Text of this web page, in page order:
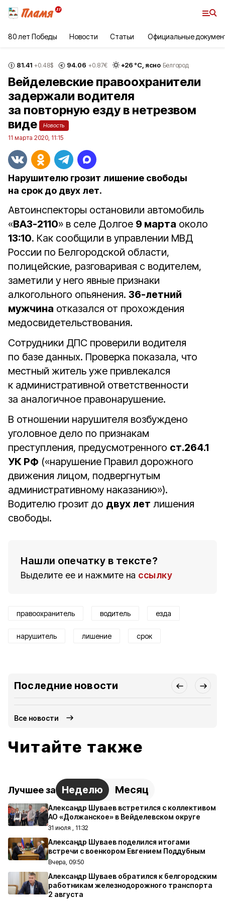
80 лет Победы Новости Статьи Официальные
81.41 +0.48$ 94.06 +0.87€ +26 °С, ясно Белгород
Вейделевские правоохранители
задержали водителя
за повторную езду в нетрезвом
виде
Новость
11 марта 2020, 11:15
Нарушителю грозит лишение свободы
на срок до двух лет.
Автоинспекторы остановили автомобиль
«ВАЗ-2110» в селе Долгое 9 марта около
13:10. Как сообщили в управлении МВД
России по Белгородской области,
полицейские, разговаривая с водителем,
заметили у него явные признаки
алкогольного опьянения. 36-летний
мужчина отказался от прохождения
медосвидетельствования.
Сотрудники ДПС проверили водителя
по базе данных. Проверка показала, что
местный житель уже привлекался
к административной ответственности
за аналогичное правонарушение.
В отношении нарушителя возбуждено
уголовное дело по признакам
преступления, предусмотренного ст.264.1
УК РФ («нарушение Правил дорожного
движения лицом, подвергнутым
административному наказанию»).
Водителю грозит до двух лет лишения
свободы.
Нашли опечатку в тексте?
Выделите ее и нажмите на ссылку
правоохранитель водитель езда
нарушитель лишение срок
Последние новости
Все новости
Читайте также
Лучшее за Неделю Месяц
Александр Шуваев встретился с коллективом
АО «Должанское» в Вейделевском округе
31 июля , 11:32
Александр Шуваев поделился итогами
встречи с военкором Евгением Поддубным
Вчера, 09:50
Александр Шуваев обратился к белгородским
работникам железнодорожного транспорта
2 августа